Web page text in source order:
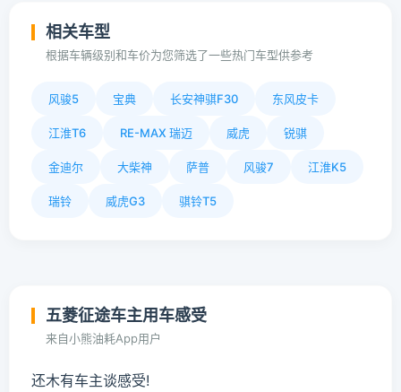
相关车型
根据车辆级别和车价为您筛选了一些热门车型供参考
风骏5 宝典 长安神骐F30 东风皮卡
江淮T6 RE-MAX 瑞迈 威虎 锐骐
金迪尔 大柴神 萨普 风骏7 江淮K5
瑞铃 威虎G3 骐铃T5
五菱征途车主用车感受
来自小熊油耗App用户
还木有车主谈感受!